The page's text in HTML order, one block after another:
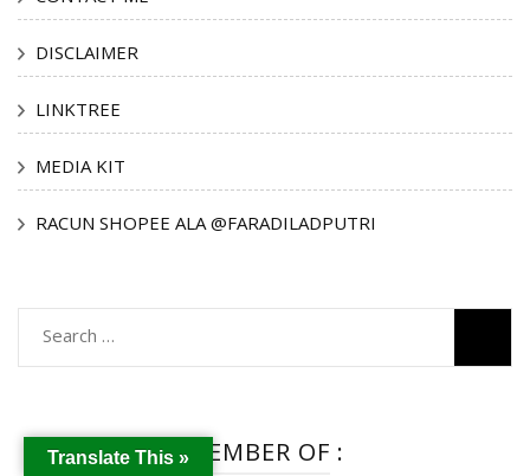
DISCLAIMER
LINKTREE
MEDIA KIT
RACUN SHOPEE ALA @FARADILADPUTRI
Search
for:
MEMBER OF :
Translate This »